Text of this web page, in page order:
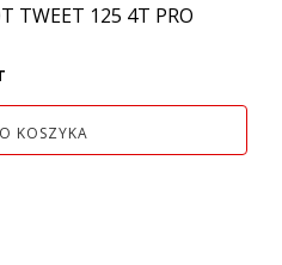
TWEET 125 4T PRO
KOSZYKA